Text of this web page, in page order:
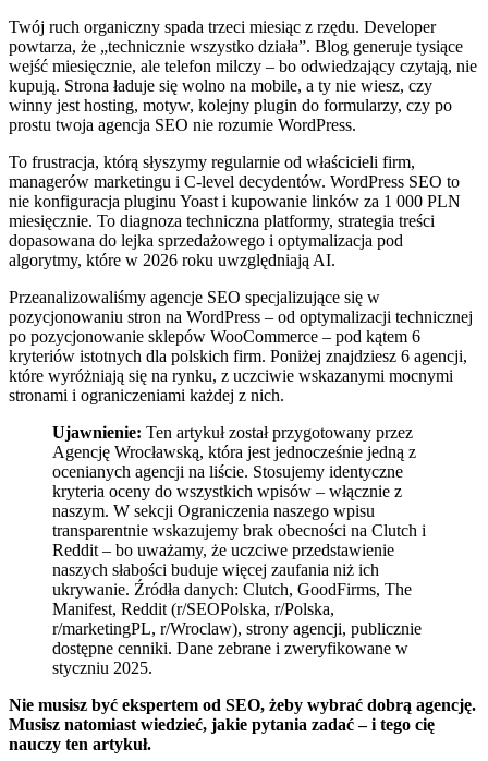
Twój ruch organiczny spada trzeci miesiąc z rzędu. Developer
powtarza, że „technicznie wszystko działa”. Blog generuje tysiące
wejść miesięcznie, ale telefon milczy – bo odwiedzający czytają, nie
kupują. Strona ładuje się wolno na mobile, a ty nie wiesz, czy
winny jest hosting, motyw, kolejny plugin do formularzy, czy po
prostu twoja agencja SEO nie rozumie WordPress.
To frustracja, którą słyszymy regularnie od właścicieli firm,
managerów marketingu i C-level decydentów. WordPress SEO to
nie konfiguracja pluginu Yoast i kupowanie linków za 1 000 PLN
miesięcznie. To diagnoza techniczna platformy, strategia treści
dopasowana do lejka sprzedażowego i optymalizacja pod
algorytmy, które w 2026 roku uwzględniają AI.
Przeanalizowaliśmy agencje SEO specjalizujące się w
pozycjonowaniu stron na WordPress – od optymalizacji technicznej
po pozycjonowanie sklepów WooCommerce – pod kątem 6
kryteriów istotnych dla polskich firm. Poniżej znajdziesz 6 agencji,
które wyróżniają się na rynku, z uczciwie wskazanymi mocnymi
stronami i ograniczeniami każdej z nich.
Ujawnienie: Ten artykuł został przygotowany przez
Agencję Wrocławską, która jest jednocześnie jedną z
ocenianych agencji na liście. Stosujemy identyczne
kryteria oceny do wszystkich wpisów – włącznie z
naszym. W sekcji Ograniczenia naszego wpisu
transparentnie wskazujemy brak obecności na Clutch i
Reddit – bo uważamy, że uczciwe przedstawienie
naszych słabości buduje więcej zaufania niż ich
ukrywanie. Źródła danych: Clutch, GoodFirms, The
Manifest, Reddit (r/SEOPolska, r/Polska,
r/marketingPL, r/Wroclaw), strony agencji, publicznie
dostępne cenniki. Dane zebrane i zweryfikowane w
styczniu 2025.
Nie musisz być ekspertem od SEO, żeby wybrać dobrą agencję.
Musisz natomiast wiedzieć, jakie pytania zadać – i tego cię
nauczy ten artykuł.